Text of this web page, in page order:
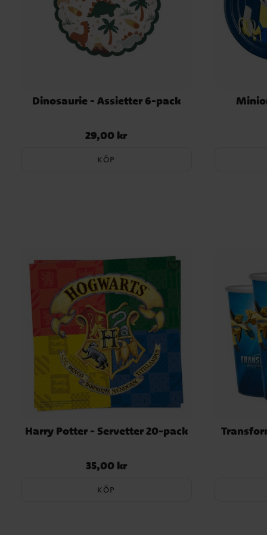
Dinosaurie - Assietter 6-pack
Pris:29,00 kr
29,00 kr
KÖP
Harry Potter - Servetter 20-pack
Pris: 35,00 kr
35,00 kr
KÖP